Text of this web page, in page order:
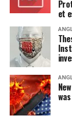
les semaines à
expliqué Mme
« On est face à
précédent.
donner les
Québec aurait la
faisait les choix
chacun et
fassent le
et